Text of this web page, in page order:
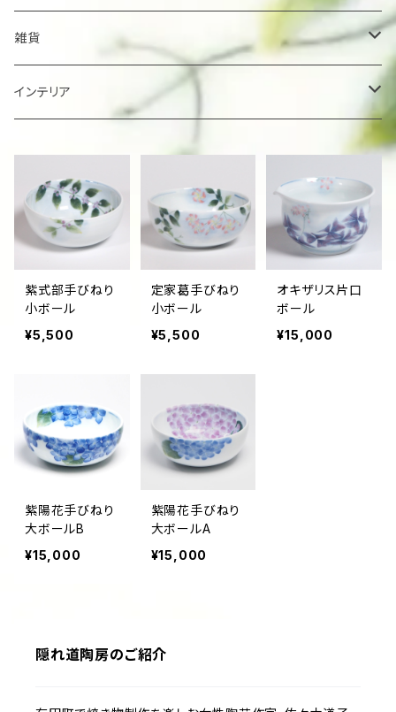
鉢
楕円大鉢
多用ボール
ボール
平丸鉢
スープ碗
その他鉢
皿
小皿
楕円皿
パン皿
八寸皿
角深皿
タンブラー
マグカップ
湯飲み･コップ
コーヒーカップ・ティーカップ
酒器
ぐい呑み･杯
徳利
茶碗
茶漬け・茶碗・くらわんか碗
茶器
雑貨
箸置き
インテリア
壺
花器
人形・置物
紫式部手びねり
小ボール
¥5,500
定家葛手びねり
小ボール
¥5,500
オキザリス片口
ボール
¥15,000
紫陽花手びねり
大ボールB
¥15,000
紫陽花手びねり
大ボールA
¥15,000
隠れ道陶房のご紹介